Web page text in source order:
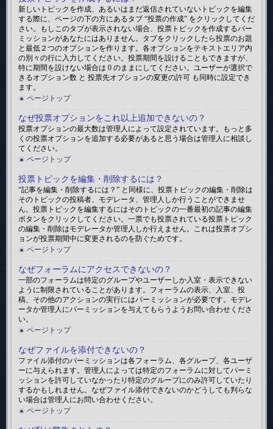
新しいトピックを作成、あるいはまだ返信されていないトピックを編集
する際に、ページの下の方にあるタブ “投票の作成” をクリックしてくだ
さい。もしこのタブが表示されない場合、投票トピックを作成するパー
ミッションがあなたにはありません。タブをクリックしたら投票のお題
と最低２つのオプションを作ります。各オプションをテキストエリア内
の別々の行に入力してください。投票期間を設けることもできますが、
特に期間を設けない場合は 0 のままにしてください。ユーザーが選択で
きるオプション数 と 投票先オプションの変更の許可 も同時に設定でき
ます。
ページトップ
なぜ投票オプションをこれ以上追加できないの？
投票オプションの最大数は管理人によって設定されています。もっと多
くの投票オプションを追加する必要があると思う場合は管理人に相談し
てください。
ページトップ
投票トピックを編集・削除するには？
“記事を編集・削除するには？” と同様に、投票トピックの編集・削除は
そのトピックの投稿者、モデレータ、管理人しか行うことができませ
ん。投票トピックを編集するにはそのトピックの一番最初の記事の編集
ボタンをクリックしてください。一票でも投票されている投票トピック
の編集・削除はモデレータか管理人しか行えません。これは投票オプシ
ョンが投票期間中に変更されるのを防ぐためです。
ページトップ
なぜフォーラムにアクセスできないの？
一部のフォーラムは特定のグループやユーザーしか入室・表示できない
ように制限されていることがあります。フォーラムの表示、入室、投
稿、その他のアクションの実行にはパーミッションが必要です。モデレ
ータか管理人にパーミッションを与えてもらうようお問い合わせくださ
い。
ページトップ
なぜファイルを添付できないの？
ファイル添付のパーミッションは各フォーラム、各グループ、各ユーザ
ーに与えられます。管理人によっては特定のフォーラムに対してパーミ
ッションを許可していなかったり特定のグループにのみ許可していたり
するかもしれません。なぜファイル添付できないのかどうしても判らな
い場合は管理人にお問い合わせください。
ページトップ